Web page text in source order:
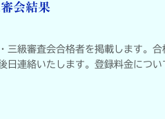
会結果
級審査会合格者を掲載します。合
日連絡いたします。登録料金につ